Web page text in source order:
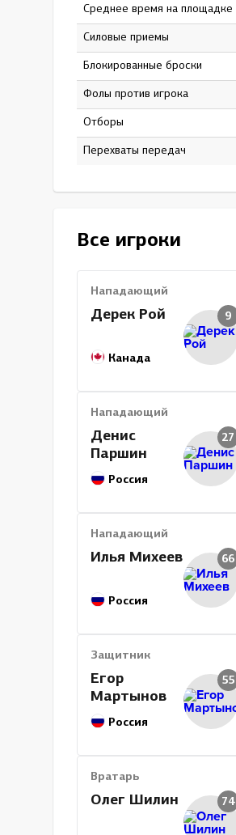
Среднее время на площадке
Силовые приемы
Блокированные броски
Фолы против игрока
Отборы
Перехваты передач
Все игроки
Нападающий
Дерек Рой
Канада
9
Нападающий
Денис
Паршин
Россия
27
Нападающий
Илья Михеев
Россия
66
Защитник
Егор
Мартынов
Россия
55
Вратарь
Олег Шилин 74